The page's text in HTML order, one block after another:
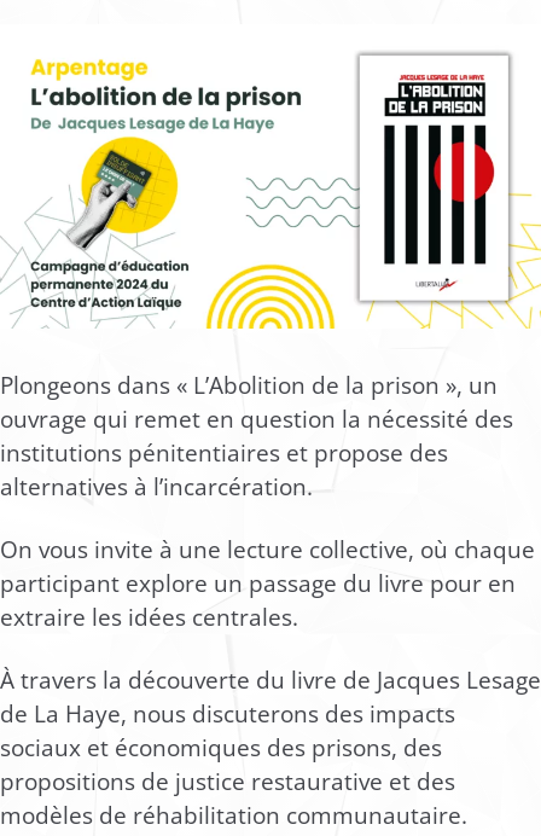
Plongeons dans « L’Abolition de la prison », un
ouvrage qui remet en question la nécessité des
institutions pénitentiaires et propose des
alternatives à l’incarcération.
On vous invite à une lecture collective, où chaque
participant explore un passage du livre pour en
extraire les idées centrales.
À travers la découverte du livre de Jacques Lesage
de La Haye, nous discuterons des impacts
sociaux et économiques des prisons, des
propositions de justice restaurative et des
modèles de réhabilitation communautaire.